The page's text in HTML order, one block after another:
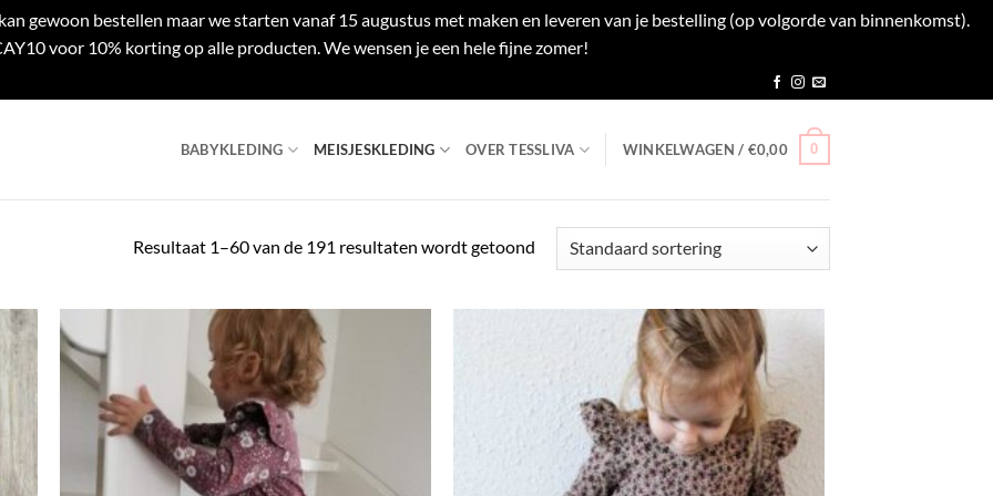
gewoon bestellen maar we starten vanaf 15 augustus met maken en leveren van je bestelling (op volgorde van binnenkomst).
voor 10% korting op alle producten. We wensen je een hele fijne zomer!
BABYKLEDING MEISJESKLEDING OVER TESSLIVA WINKELWAGEN / €0,00 0
Resultaat 1–60 van de 191 resultaten wordt getoond